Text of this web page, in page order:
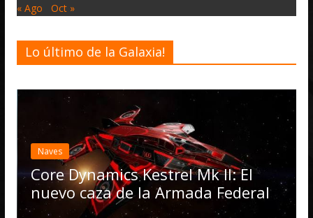
« Ago Oct »
Lo último de la Galaxia!
Naves
Core Dynamics Kestrel Mk II: El
nuevo caza de la Armada Federal